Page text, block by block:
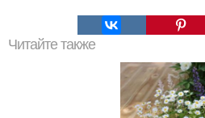
Читайте также